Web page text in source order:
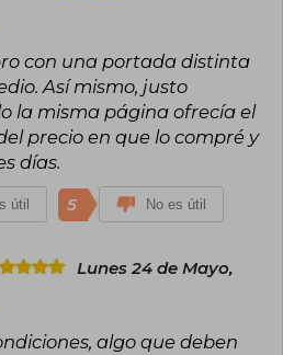
sus escasos ingresos,
novela de misterio titulada Estudio
que se convirtió en la primera de
ocho historias protagonizadas por
detectives más célebres de la
Holmes.
con una portada distinta
Así mismo, justo
la misma página ofrecía el
precio en que lo compré y
días.
útil 5 No es útil
Lunes 24 de Mayo,
algo que deben